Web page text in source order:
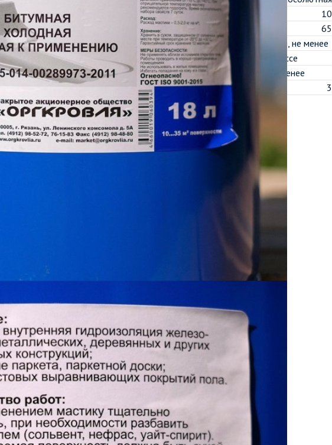
Условная вязкость, С, не менее
10
Массовая доля нелетучих веществ, % не менее
65
Прочность на сдвиг клеевого соединения, кН/м, не менее
Водопоглощение в течение 24 часов, %, по массе
Относительное удлинение при разрыве, % не менее
Жизнеспособность, ч, не менее
3
Все характеристики